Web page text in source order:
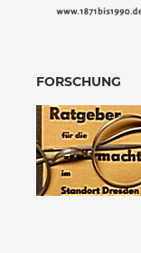
FORSCHUNG